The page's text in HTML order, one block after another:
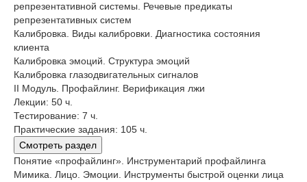
репрезентативной системы. Речевые предикаты
репрезентативных систем
Калибровка. Виды калибровки. Диагностика состояния
клиента
Калибровка эмоций. Структура эмоций
Калибровка глазодвигательных сигналов
II Модуль. Профайлинг. Верификация лжи
Лекции: 50 ч.
Тестирование: 7 ч.
Практические задания: 105 ч.
Смотреть раздел
Понятие «профайлинг». Инструментарий профайлинга
Мимика. Лицо. Эмоции. Инструменты быстрой оценки лица